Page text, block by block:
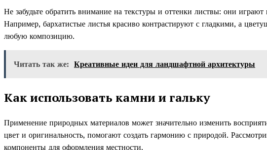
Не забудьте обратить внимание на текстуры и оттенки листвы: они
Например, бархатистые листья красиво контрастируют с гладкими, а
любую композицию.
Читать так же: Креативные идеи для ландшафтной архитектуры
Как использовать камни и гальку
Применение природных материалов может значительно изменить
цвет и оригинальность, помогают создать гармонию с природой.
компоненты для оформления местности.